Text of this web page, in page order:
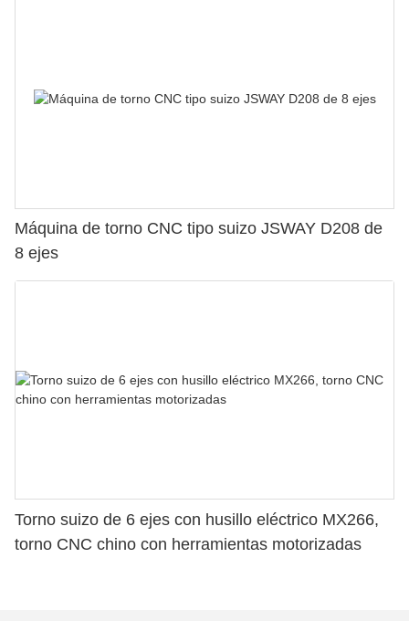
Máquina de torno CNC tipo suizo JSWAY D208 de
8 ejes
Torno suizo de 6 ejes con husillo eléctrico MX266,
torno CNC chino con herramientas motorizadas